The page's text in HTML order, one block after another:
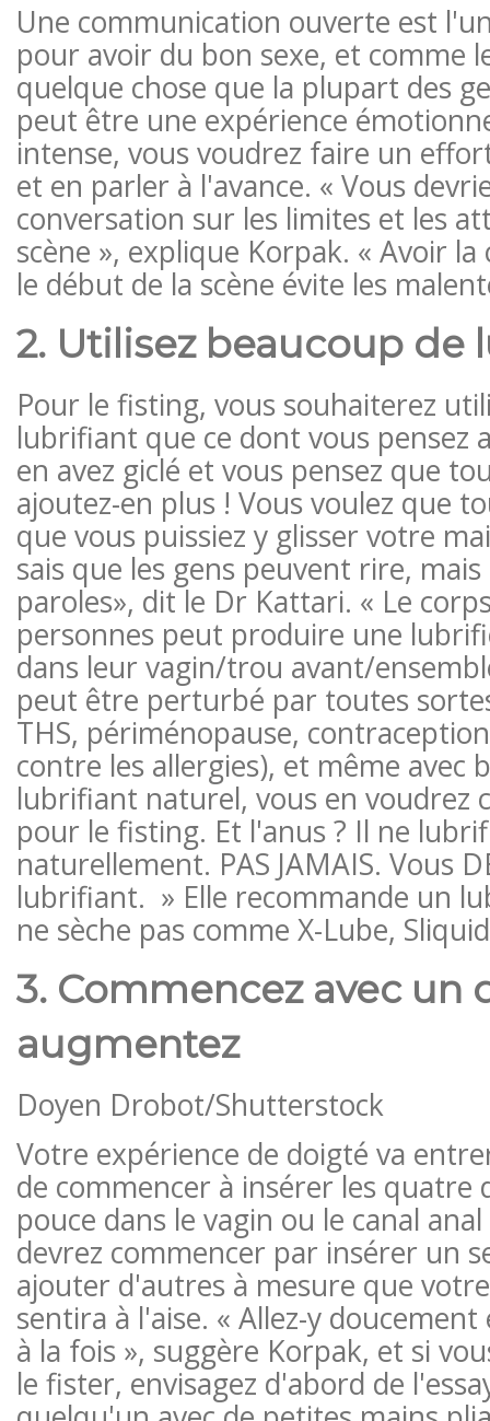
Une communication ouverte est
pour avoir du bon sexe, et comme
quelque chose que la plupart des
peut être une expérience
intense, vous voudrez faire un
et en parler à l'avance. « Vous
conversation sur les limites et les
scène », explique Korpak. « Avoir
le début de la scène évite les
2. Utilisez beaucoup de
Pour le fisting, vous souhaiterez
lubrifiant que ce dont vous pensez
en avez giclé et vous pensez que
ajoutez-en plus ! Vous voulez que
que vous puissiez y glisser votre
sais que les gens peuvent rire,
paroles», dit le Dr Kattari. « Le
personnes peut produire une
dans leur vagin/trou avant/
peut être perturbé par toutes
THS, périménopause,
contre les allergies), et même avec
lubrifiant naturel, vous en voudrez
pour le fisting. Et l'anus ? Il ne
naturellement. PAS JAMAIS. Vous
lubrifiant. » Elle recommande un
ne sèche pas comme X-Lube,
3. Commencez avec un
augmentez
Doyen Drobot/Shutterstock
Votre expérience de doigté va
de commencer à insérer les quatre
pouce dans le vagin ou le canal
devrez commencer par insérer un
ajouter d'autres à mesure que
sentira à l'aise. « Allez-y
à la fois », suggère Korpak, et si
le fister, envisagez d'abord de